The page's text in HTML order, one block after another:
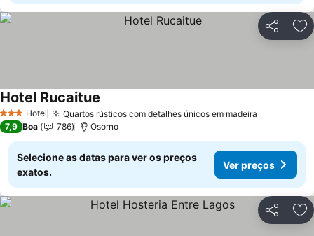
Partilhar
3 EstrelasHotel Quartos rústicos com detalhes únicos em madeira
Hotel Rucaitue
7,9 Boa 786 Osorno
Selecione as datas para ver os preços
exatos.
Ver preços
Partilhar